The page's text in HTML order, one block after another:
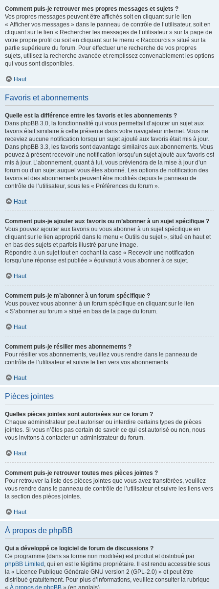
Comment puis-je retrouver mes propres messages et sujets ?
Vos propres messages peuvent être affichés soit en cliquant sur le lien
« Afficher vos messages » dans le panneau de contrôle de l’utilisateur, soit en
cliquant sur le lien « Rechercher les messages de l’utilisateur » sur la page de
votre propre profil ou soit en cliquant sur le menu « Raccourcis » situé sur la
partie supérieure du forum. Pour effectuer une recherche de vos propres
sujets, utilisez la recherche avancée et remplissez convenablement les options
qui vous sont disponibles.
Haut
Favoris et abonnements
Quelle est la différence entre les favoris et les abonnements ?
Dans phpBB 3.0, la fonctionnalité qui vous permettait d’ajouter un sujet aux
favoris était similaire à celle présente dans votre navigateur internet. Vous ne
receviez aucune notification lorsqu’un sujet ajouté aux favoris était mis à jour.
Dans phpBB 3.3, les favoris sont davantage similaires aux abonnements. Vous
pouvez à présent recevoir une notification lorsqu’un sujet ajouté aux favoris est
mis à jour. L’abonnement, quant à lui, vous préviendra de la mise à jour d’un
forum ou d’un sujet auquel vous êtes abonné. Les options de notification des
favoris et des abonnements peuvent être modifiés depuis le panneau de
contrôle de l’utilisateur, sous les « Préférences du forum ».
Haut
Comment puis-je ajouter aux favoris ou m’abonner à un sujet spécifique ?
Vous pouvez ajouter aux favoris ou vous abonner à un sujet spécifique en
cliquant sur le lien approprié dans le menu « Outils du sujet », situé en haut et
en bas des sujets et parfois illustré par une image.
Répondre à un sujet tout en cochant la case « Recevoir une notification
lorsqu’une réponse est publiée » équivaut à vous abonner à ce sujet.
Haut
Comment puis-je m’abonner à un forum spécifique ?
Vous pouvez vous abonner à un forum spécifique en cliquant sur le lien
« S’abonner au forum » situé en bas de la page du forum.
Haut
Comment puis-je résilier mes abonnements ?
Pour résilier vos abonnements, veuillez vous rendre dans le panneau de
contrôle de l’utilisateur et suivre le lien vers vos abonnements.
Haut
Pièces jointes
Quelles pièces jointes sont autorisées sur ce forum ?
Chaque administrateur peut autoriser ou interdire certains types de pièces
jointes. Si vous n’êtes pas certain de savoir ce qui est autorisé ou non, nous
vous invitons à contacter un administrateur du forum.
Haut
Comment puis-je retrouver toutes mes pièces jointes ?
Pour retrouver la liste des pièces jointes que vous avez transférées, veuillez
vous rendre dans le panneau de contrôle de l’utilisateur et suivre les liens vers
la section des pièces jointes.
Haut
À propos de phpBB
Qui a développé ce logiciel de forum de discussions ?
Ce programme (dans sa forme non modifiée) est produit et distribué par
phpBB Limited , qui en est le légitime propriétaire. Il est rendu accessible sous
la « Licence Publique Générale GNU version 2 (GPL-2.0) » et peut être
distribué gratuitement. Pour plus d’informations, veuillez consulter la rubrique
« À propos de phpBB » (en anglais).